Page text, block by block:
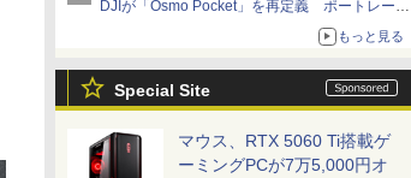
DJIが「Osmo Pocket」を再定義 ポートレート
もっと見る
Special Site
マウス、RTX 5060 Ti搭載ゲ
ーミングPCが7万5,000円オ